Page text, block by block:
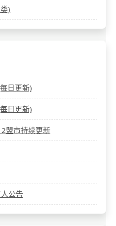
)
日更新)
日更新)
盟市持续更新
公告